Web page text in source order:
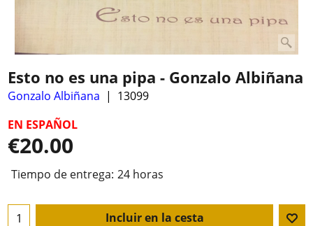
Esto no es una pipa - Gonzalo Albiñana
Gonzalo Albiñana
13099
EN ESPAÑOL
€20.00
Tiempo de entrega: 24 horas
Incluir en la cesta